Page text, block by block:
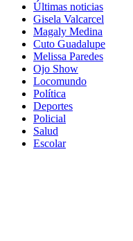
Últimas noticias
Gisela Valcarcel
Magaly Medina
Cuto Guadalupe
Melissa Paredes
Ojo Show
Locomundo
Política
Deportes
Policial
Salud
Escolar